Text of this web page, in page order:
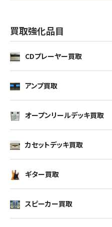
買取強化品目
CDプレーヤー買取
アンプ買取
オープンリールデッキ買取
カセットデッキ買取
ギター買取
スピーカー買取